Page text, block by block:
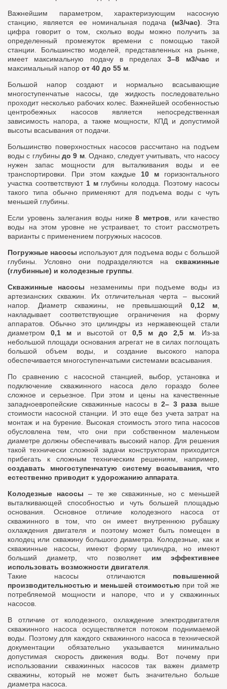
Важнейшим параметром, характеризующим насосную
станцию, является ее номинальная подача (м3/час) . Эта
цифра говорит о том, сколько воды можно получить за
определенный промежуток времени с помощью такой
станции. Большинство моделей, представленных на рынке,
имеет максимальную подачу в пределах3–8 м3/часи
максимальный напор от 40 до 55 м
Большой напор создают и нормально всасывающие
многоступенчатые насосы, где жидкость последовательно
проходит несколько рабочих колес. Важнейшей особенностью
центробежных насосов является непосредственная
зависимость напора, а также мощности, КПД и допустимой
высоты всасывания от подачи.
Большинство поверхностных насосов рассчитано на подъем
воды с глубины до 9 м. Однако, следует учитывать, что насосу
нужен запас мощности для выталкивания воды и ее
транспортировки. При этом каждые 10 мгоризонтального
участка соответствуют 1 мглубины колодца. Поэтому насосы
такого типа обычно применяют для подъема воды с чуть
меньшей глубины.
Если уровень залегания воды ниже8 метров , или качество
воды на этом уровне не устраивает, то стоит рассмотреть
варианты с применением погружных насосов.
Погружные насосы используют для подъема воды с большой
глубины. Условно они подразделяются на скважинные
(глубинные) и колодезные группы
Скважинные насосы незаменимы при подъеме воды из
артезианских скважин. Их отличительная черта – высокий
напор. Диаметр скважины, не превышающий 0,12 м
накладывает соответствующие ограничения на форму
аппаратов. Обычно это цилиндры из нержавеющей стали
диаметром 0,1 м и высотой от 0,5 м до 2,5 м . Из-за
небольшой площади основания агрегат не в силах поглощать
большой объем воды, и создание высокого напора
обеспечивается многоступенчатыми системами всасывания.
По сравнению с насосной станцией, выбор, установка и
подключение скважинного насоса дело гораздо более
сложное и серьезное. При этом и цены на качественные
западноевропейские скважинные насосы в 2– 3 раза выше
стоимости насосной станции. И это еще без учета затрат на
монтаж и на бурение. Высокая стоимость этого типа насосов
обусловлена тем, что они при собственном маленьком
диаметре должны обеспечивать высокий напор. Для решения
такой технически сложной задачи конструкторам приходится
прибегать к сложным техническим решениям, например,
создавать многоступенчатую систему всасывания, что
естественно приводит к удорожанию аппарата
Колодезные насосы – те же скважинные, но с меньшей
выталкивающей способностью и чуть большей площадью
основания. Основное отличие колодезного насоса от
скважинного в том, что он имеет внутреннюю рубашку
охлаждения двигателя и поэтому может быть помещен в
колодец или скважину большого диаметра. Колодезные, как и
скважинные насосы, имеют форму цилиндра, но имеют
больший диаметр, что позволяет им эффективнее
использовать возможности двигателя
Такие насосы отличаются повышенной
производительностью и меньшей стоимостью при той же
потребляемой мощности и напоре, что и у скважинных
насосов.
В отличие от колодезного, охлаждение электродвигателя
скважинного насоса осуществляется потоком поднимаемой
воды. Поэтому для каждого скважинного насоса в технической
документации обязательно указывается минимально
допустимая скорость движения воды. Вот почему при
использовании скважинных насосов так важен диаметр
скважины, который не может быть значительно больше
диаметра насоса.